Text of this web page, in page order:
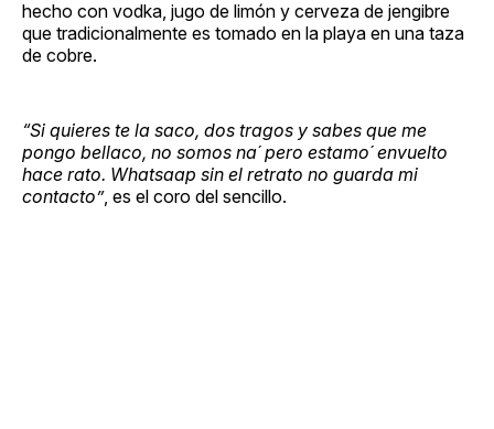
hecho con vodka, jugo de limón y cerveza de jengibre
que tradicionalmente es tomado en la playa en una taza
de cobre.
“Si quieres te la saco, dos tragos y sabes que me
pongo bellaco, no somos na´ pero estamo´ envuelto
hace rato. Whatsaap sin el retrato no guarda mi
contacto”, es el coro del sencillo.